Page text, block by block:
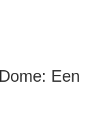
Een